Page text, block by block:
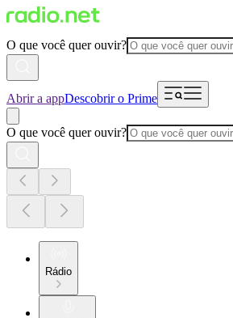
O que você quer ouvir?
Abrir a appDescobrir o Prime
O que você quer ouvir?
Rádio